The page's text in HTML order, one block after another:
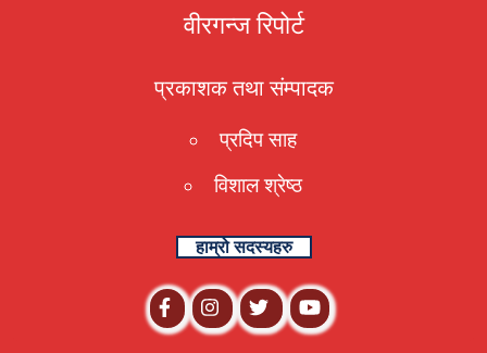
वीरगन्ज रिपोर्ट
प्रकाशक तथा संम्पादक
प्रदिप साह
विशाल श्रेष्ठ
हाम्रो सदस्यहरु